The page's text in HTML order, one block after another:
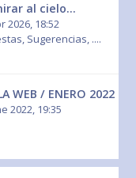
al cielo...
2026, 18:52
Sugerencias, ....
WEB / ENERO 2022
2022, 19:35